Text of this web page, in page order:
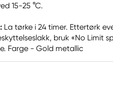
15-25 °C.
La tørke i 24 timer. Ettertørk
bruk «No Limit
Farge - Gold metallic